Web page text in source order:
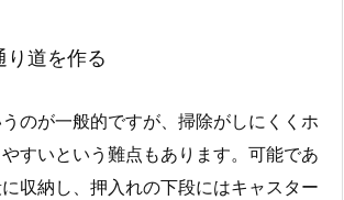
り道を作る
のが一般的ですが、掃除がしにくくホ
すいという難点もあります。可能であ
収納し、押入れの下段にはキャスター